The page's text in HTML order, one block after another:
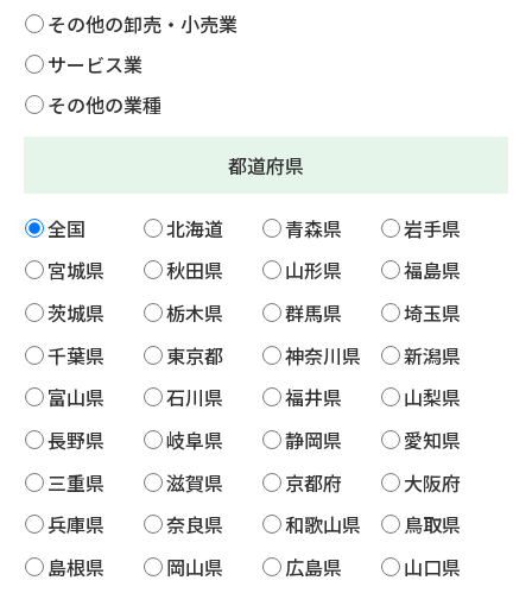
その他の卸売・小売業
サービス業
その他の業種
都道府県
全国 北海道 青森県
岩手県
宮城県
秋田県 山形県
福島県
茨城県
栃木県 群馬県
埼玉県
千葉県
東京都 神奈川県
新潟県
富山県
石川県 福井県
山梨県
長野県
岐阜県 静岡県
愛知県
三重県
滋賀県 京都府
大阪府
兵庫県
奈良県 和歌山県
鳥取県
島根県
岡山県 広島県
山口県